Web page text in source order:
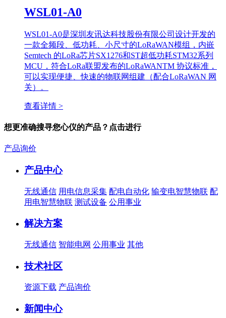
WSL01-A0
WSL01-A0是深圳友讯达科技股份有限公司设计开发的
一款全频段、低功耗、小尺寸的LoRaWAN模组，内嵌
Semtech 的LoRa芯片SX1276和ST超低功耗STM32系列
MCU，符合LoRa联盟发布的LoRaWANTM 协议标准，
可以实现便捷、快速的物联网组建（配合LoRaWAN 网
关）。
查看详情 >
想更准确搜寻您心仪的产品？点击进行
产品询价
产品中心
无线通信 用电信息采集 配电自动化 输变电智慧物联 配
用电智慧物联 测试设备 公用事业
解决方案
无线通信 智能电网 公用事业 其他
技术社区
资源下载 产品询价
新闻中心